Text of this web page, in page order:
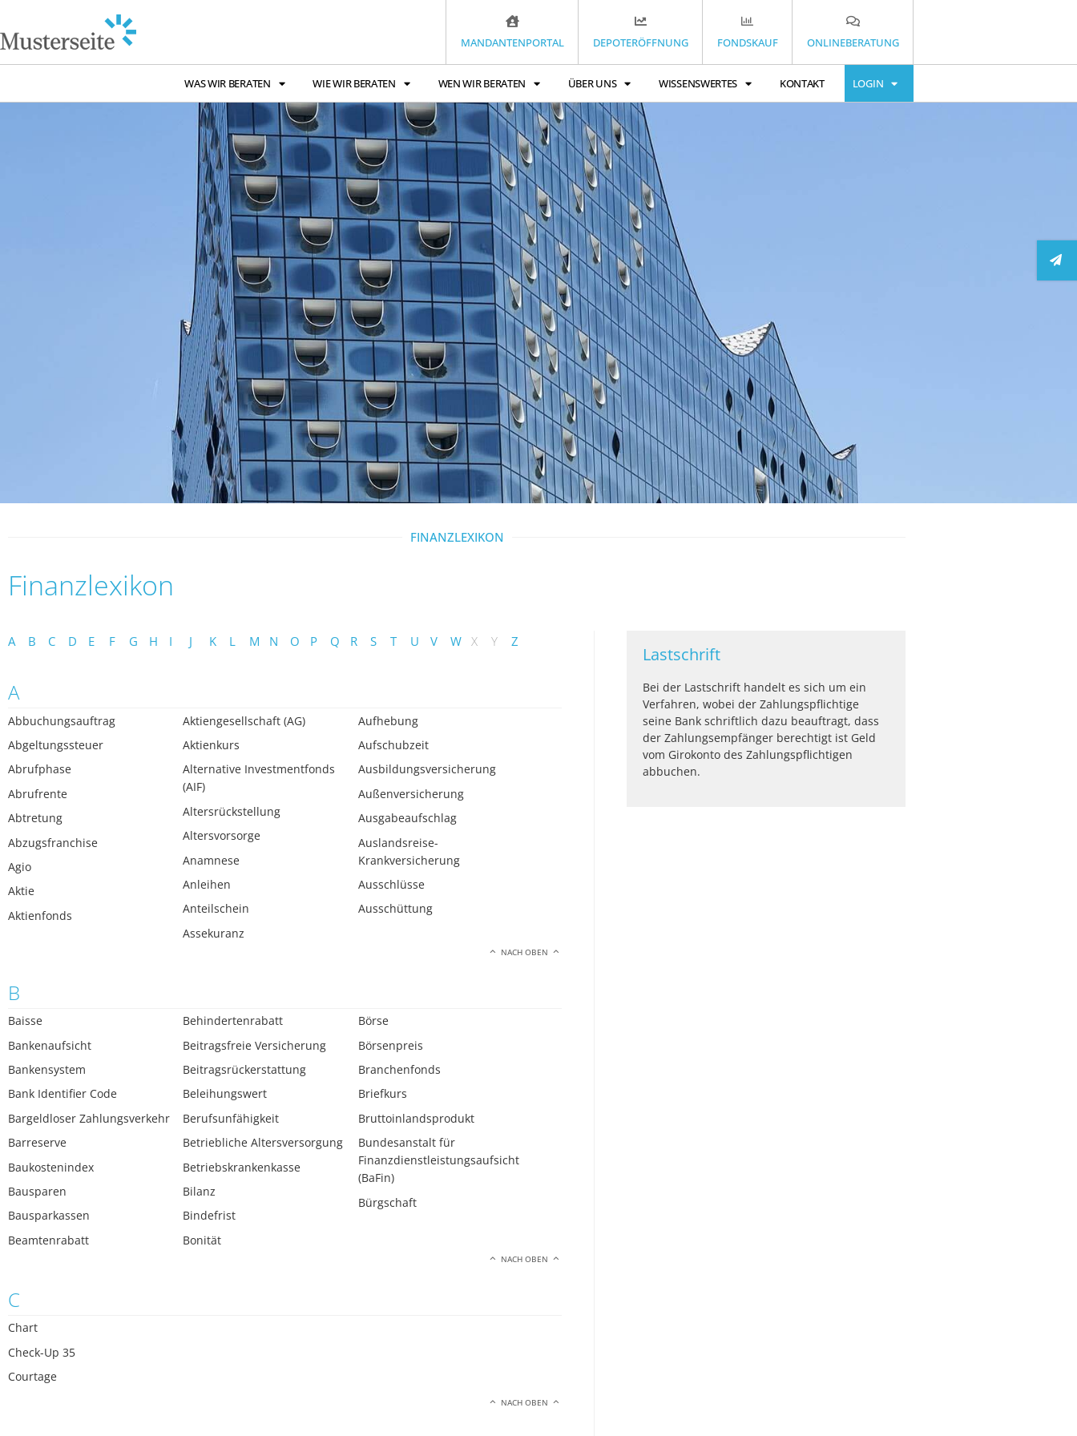
MANDANTENPORTAL DEPOTERÖFFNUNG FONDSKAUF ONLINEBERATUNG
WAS WIR BERATEN WIE WIR BERATEN WEN WIR BERATEN ÜBER UNS WISSENSWERTES KONTAKT LOGIN
FINANZLEXIKON
Finanzlexikon
A B C D E F G H I J K L M N O P Q R S T U V W X Y Z
A
Abbuchungsauftrag
Abgeltungssteuer
Abrufphase
Abrufrente
Abtretung
Abzugsfranchise
Agio
Aktie
Aktienfonds
Aktiengesellschaft (AG)
Aktienkurs
Alternative Investmentfonds
(AIF)
Altersrückstellung
Altersvorsorge
Anamnese
Anleihen
Anteilschein
Assekuranz
Aufhebung
Aufschubzeit
Ausbildungsversicherung
Außenversicherung
Ausgabeaufschlag
Auslandsreise-
Krankversicherung
Ausschlüsse
Ausschüttung
NACH OBEN
B
Baisse
Bankenaufsicht
Bankensystem
Bank Identifier Code
Bargeldloser Zahlungsverkehr
Barreserve
Baukostenindex
Bausparen
Bausparkassen
Beamtenrabatt
Behindertenrabatt
Beitragsfreie Versicherung
Beitragsrückerstattung
Beleihungswert
Berufsunfähigkeit
Betriebliche Altersversorgung
Betriebskrankenkasse
Bilanz
Bindefrist
Bonität
Börse
Börsenpreis
Branchenfonds
Briefkurs
Bruttoinlandsprodukt
Bundesanstalt für
Finanzdienstleistungsaufsicht
(BaFin)
Bürgschaft
NACH OBEN
C
Chart
Check-Up 35
Courtage
NACH OBEN
Lastschrift
Bei der Lastschrift handelt es sich um ein
Verfahren, wobei der Zahlungspflichtige
seine Bank schriftlich dazu beauftragt, dass
der Zahlungsempfänger berechtigt ist Geld
vom Girokonto des Zahlungspflichtigen
abbuchen.